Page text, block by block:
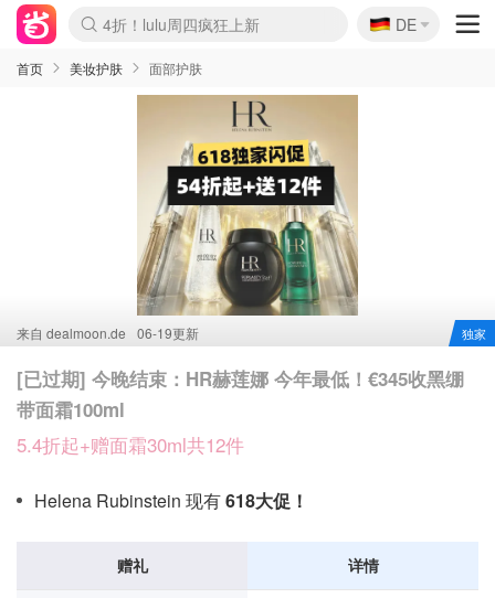
Boticinal 夏促开抢！
4折！lulu周四疯狂上新
还没结束！&OtherStories大促
Joybuy变相75折 随时失效
速领！Stanley独家85折
疑似霸哥！Camper额外叠85折
Zalando 奥莱闪促！每日更新
Moncler反季囤！5折起+叠9折
Coach Brooklyn仅€192
🇩🇪
DE
首页 美妆护肤 面部护肤
来自 dealmoon.de 06-19更新 独家
[已过期] 今晚结束：HR赫莲娜 今年最低！€345收黑绷
带面霜100ml
5.4折起+赠面霜30ml共12件
Helena Rubinstein 现有618大促！
赠礼 详情